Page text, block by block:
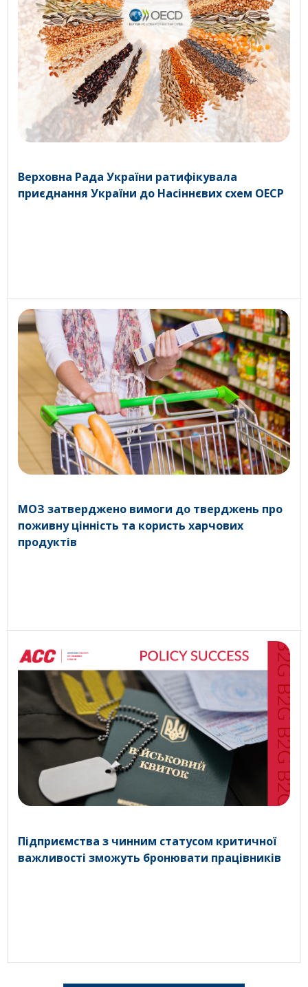
Верховна Рада України ратифікувала
приєднання України до Насіннєвих схем ОЕСР
МОЗ затверджено вимоги до тверджень про
поживну цінність та користь харчових
продуктів
Підприємства з чинним статусом критичної
важливості зможуть бронювати працівників